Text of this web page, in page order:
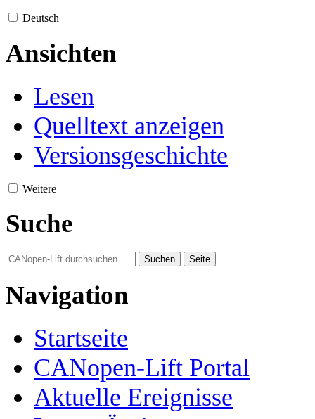
Deutsch
Ansichten
Lesen
Quelltext anzeigen
Versionsgeschichte
Weitere
Suche
Navigation
Startseite
CANopen-Lift Portal
Aktuelle Ereignisse